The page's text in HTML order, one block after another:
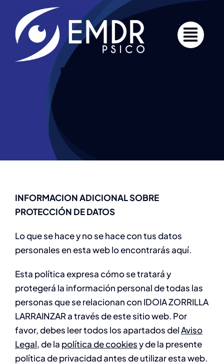
contenido
Política de
INFORMACION ADICIONAL SOBRE
PROTECCIÓN DE DATOS
Lo que se hace y no se hace con tus datos
personales en esta web lo encontrarás aquí.
Esta política expresa cómo se tratará y
protegerá la información personal de todas las
personas que se relacionan con IDOIA ZORRILLA
LARRAINZAR a través de este sitio web. Por
favor, debes leer todos los apartados delAviso
Legal, de la política de cookiesy de la presente
política de privacidad antes de utilizar esta web.